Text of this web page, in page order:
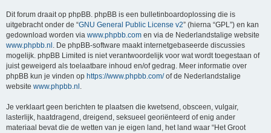
Dit forum draait op phpBB. phpBB is een bulletinboardoplossing die is
uitgebracht onder de “GNU General Public License v2” (hierna “GPL”) en kan
gedownload worden via www.phpbb.com en via de Nederlandstalige website
www.phpbb.nl . De phpBB-software maakt internetgebaseerde discussies
mogelijk. phpBB Limited is niet verantwoordelijk voor wat wordt toegestaan of
juist geweigerd als toelaatbare inhoud en/of gedrag. Meer informatie over
phpBB kun je vinden op https://www.phpbb.com/of de Nederlandstalige
website www.phpbb.nl .
Je verklaart geen berichten te plaatsen die kwetsend, obsceen, vulgair,
lasterlijk, haatdragend, dreigend, seksueel georiënteerd of enig ander
materiaal bevat die de wetten van je eigen land, het land waar “Het Groot